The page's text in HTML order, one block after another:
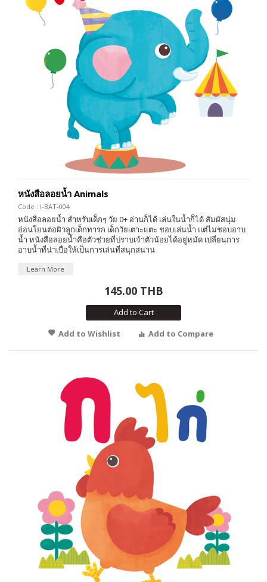
หนังสือลอยน้ำ Animals
Code : I-BAT-004
หนังสือลอยน้ำ สำหรับเด็กๆ วัย 0+ อ่านก็ได้ เล่นในน้ำก็ได้ สัมผัสนุ่ม
อ่อนโยนต่อผิวลูกเด็กทารก เด็กวัยเตาะแตะ ชอบเล่นน้ำ แต่ไม่ชอบอาบ
น้ำ หนังสือลอยน้ำคือตัวช่วยที่ปราบเจ้าตัวน้อยได้อยู่หมัด เปลี่ยนการ
อาบน้ำที่น่าเบื่อให้เป็นการเล่นที่สนุกสนาน
Learn More
145.00 THB
Add to Cart
Add to Wishlist
Add to Compare